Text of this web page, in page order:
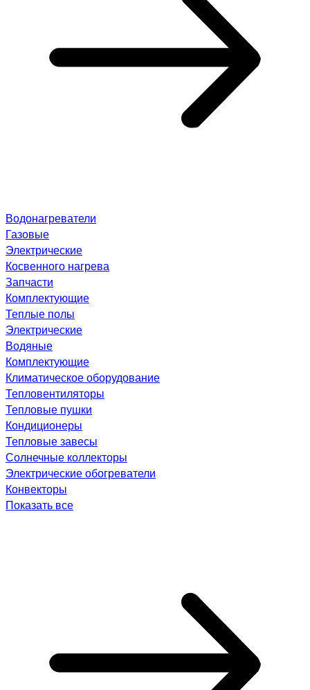
Водонагреватели
Газовые
Электрические
Косвенного нагрева
Запчасти
Комплектующие
Теплые полы
Электрические
Водяные
Комплектующие
Климатическое оборудование
Тепловентиляторы
Тепловые пушки
Кондиционеры
Тепловые завесы
Солнечные коллекторы
Электрические обогреватели
Конвекторы
Показать все